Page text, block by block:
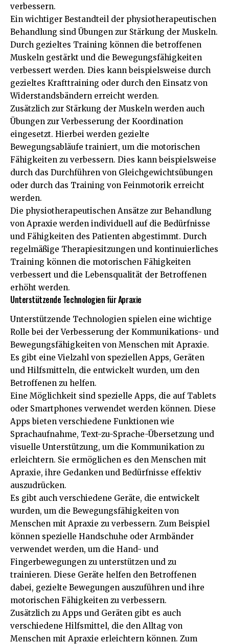
verbessern.
Ein wichtiger Bestandteil der physiotherapeutischen
Behandlung sind Übungen zur Stärkung der Muskeln.
Durch gezieltes Training können die betroffenen
Muskeln gestärkt und die Bewegungsfähigkeiten
verbessert werden. Dies kann beispielsweise durch
gezieltes Krafttraining oder durch den Einsatz von
Widerstandsbändern erreicht werden.
Zusätzlich zur Stärkung der Muskeln werden auch
Übungen zur Verbesserung der Koordination
eingesetzt. Hierbei werden gezielte
Bewegungsabläufe trainiert, um die motorischen
Fähigkeiten zu verbessern. Dies kann beispielsweise
durch das Durchführen von Gleichgewichtsübungen
oder durch das Training von Feinmotorik erreicht
werden.
Die physiotherapeutischen Ansätze zur Behandlung
von Apraxie werden individuell auf die Bedürfnisse
und Fähigkeiten des Patienten abgestimmt. Durch
regelmäßige Therapiesitzungen und kontinuierliches
Training können die motorischen Fähigkeiten
verbessert und die Lebensqualität der Betroffenen
erhöht werden.
Unterstützende Technologien für Apraxie
Unterstützende Technologien spielen eine wichtige
Rolle bei der Verbesserung der Kommunikations- und
Bewegungsfähigkeiten von Menschen mit Apraxie.
Es gibt eine Vielzahl von speziellen Apps, Geräten
und Hilfsmitteln, die entwickelt wurden, um den
Betroffenen zu helfen.
Eine Möglichkeit sind spezielle Apps, die auf Tablets
oder Smartphones verwendet werden können. Diese
Apps bieten verschiedene Funktionen wie
Sprachaufnahme, Text-zu-Sprache-Übersetzung und
visuelle Unterstützung, um die Kommunikation zu
erleichtern. Sie ermöglichen es den Menschen mit
Apraxie, ihre Gedanken und Bedürfnisse effektiv
auszudrücken.
Es gibt auch verschiedene Geräte, die entwickelt
wurden, um die Bewegungsfähigkeiten von
Menschen mit Apraxie zu verbessern. Zum Beispiel
können spezielle Handschuhe oder Armbänder
verwendet werden, um die Hand- und
Fingerbewegungen zu unterstützen und zu
trainieren. Diese Geräte helfen den Betroffenen
dabei, gezielte Bewegungen auszuführen und ihre
motorischen Fähigkeiten zu verbessern.
Zusätzlich zu Apps und Geräten gibt es auch
verschiedene Hilfsmittel, die den Alltag von
Menschen mit Apraxie erleichtern können. Zum